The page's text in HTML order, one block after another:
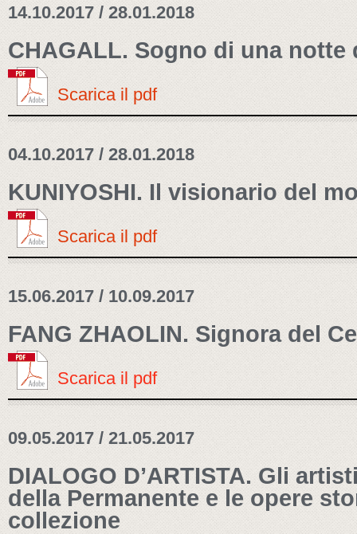
14.10.2017 / 28.01.2018
CHAGALL. Sogno di una notte
Scarica il pdf
04.10.2017 / 28.01.2018
KUNIYOSHI. Il visionario del
Scarica il pdf
15.06.2017 / 10.09.2017
FANG ZHAOLIN. Signora del
Scarica il pdf
09.05.2017 / 21.05.2017
DIALOGO D’ARTISTA. Gli
della Permanente e le opere
collezione